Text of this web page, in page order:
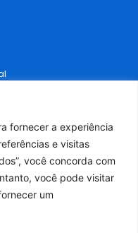
fornecer a experiência
e visitas
você concorda com
você pode visitar
um